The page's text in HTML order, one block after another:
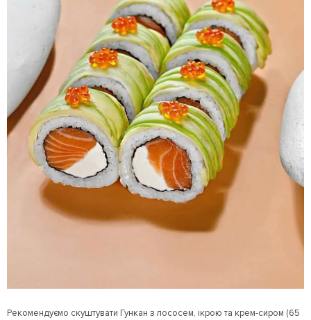
Рекомендуємо скуштувати Гункан з лососем, ікрою та крем-сиром (65